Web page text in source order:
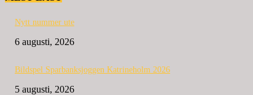
Nytt nummer ute
6 augusti, 2026
Bildspel Sparbanksjoggen Katrineholm 2026
5 augusti, 2026